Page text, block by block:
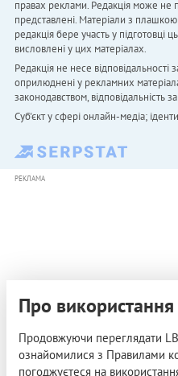
правах реклами. Редакція може не
представлені. Матеріали з
редакція бере участь у підготовці
висловлені у цих матеріалах.
Редакція не несе відповідальності
оприлюднені у рекламних
законодавством, відповідальність
Cуб'єкт у сфері онлайн-медіа;
РЕКЛАМА
Про
Продовжуючи переглядати
ознайомилися з Правилами
погоджуєтеся на